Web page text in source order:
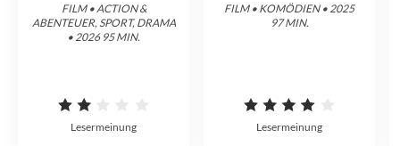
FILM • ACTION &
ABENTEUER, SPORT, DRAMA
• 2026 95 MIN.
Lesermeinung
FILM • KOMÖDIEN • 2025
97 MIN.
Lesermeinung